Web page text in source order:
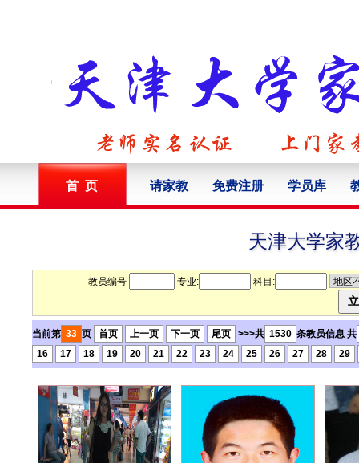
首 页 请家教 免费注册 学员库
天津大学家
教员编号 专业: 科目:
当前第 33 页 首页 上一页 下一页 尾页 >>>共 1530 条教员信息 共
16
17 18 19 20 21 22 23 24 25 26 27 28 29